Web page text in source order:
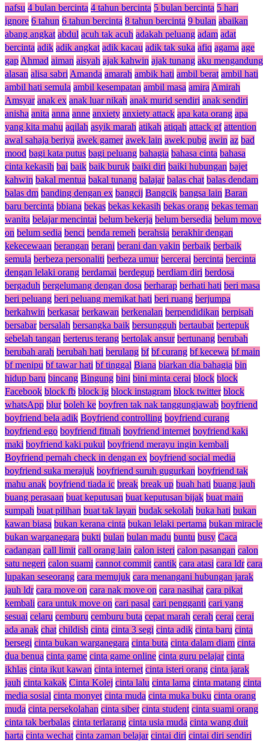
nafsu 4 bulan bercinta 4 tahun bercinta 5 bulan bercinta 5 hari
ignore 6 tahun 6 tahun bercinta 8 tahun bercinta 9 bulan abaikan
abang angkat abdul acuh tak acuh adakah peluang adam adat
bercinta adik adik angkat adik kacau adik tak suka afiq agama age
gap Ahmad aiman aisyah ajak kahwin ajak tunang aku mengandung
alasan alisa sabri Amanda amarah ambik hati ambil berat ambil hati
ambil hati semula ambil kesempatan ambil masa amira Amirah
Amsyar anak ex anak luar nikah anak murid sendiri anak sendiri
anisha anita anna anne anxiety anxiety attack apa kata orang apa
yang kita mahu aqilah asyik marah atikah atiqah attack gf attention
awal sahaja beriya awek gamer awek lain awek pubg awin az bad
mood bagi kata putus bagi peluang bahagia bahasa cinta bahasa
cinta kekasih bai baik baik buruk baiki diri baiki hubungan bajet
kahwin bakal mentua bakal tunang balajar balas chat balas dendam
balas dm banding dengan ex bangcij Bangcik bangsa lain Baran
baru bercinta bbiana bekas bekas kekasih bekas orang bekas teman
wanita belajar mencintai belum bekerja belum bersedia belum move
on belum sedia benci benda remeh berahsia berakhir dengan
kekecewaan berangan berani berani dan yakin berbaik berbaik
semula berbeza personaliti berbeza umur bercerai bercinta bercinta
dengan lelaki orang berdamai berdegup berdiam diri berdosa
bergaduh bergelumang dengan dosa berharap berhati hati beri masa
beri peluang beri peluang memikat hati beri ruang berjumpa
berkahwin berkasar berkawan berkenalan berpendidikan berpisah
bersabar bersalah bersangka baik bersungguh bertaubat bertepuk
sebelah tangan berterus terang bertolak ansur bertunang berubah
berubah arah berubah hati berulang bf bf curang bf kecewa bf main
bf menipu bf tawar hati bf tinggal Biana biarkan dia bahagia bin
hidup baru bincang Bingung bini bini minta cerai block block
Facebook block fb block ig block instagram block twitter block
whatsApp blur boleh ke boyfren tak nak tanggungjawab boyfriend
boyfriend bela adik Boyfriend controlling boyfriend curang
boyfriend ego boyfriend fitnah boyfriend internet boyfriend kaki
maki boyfriend kaki pukul boyfriend merayu ingin kembali
Boyfriend pernah check in dengan ex boyfriend social media
boyfriend suka merajuk boyfriend suruh gugurkan boyfriend tak
mahu anak boyfriend tiada ic break break up buah hati buang jauh
buang perasaan buat keputusan buat keputusan bijak buat main
sumpah buat pilihan buat tak layan budak sekolah buka hati bukan
kawan biasa bukan kerana cinta bukan lelaki pertama bukan miracle
bukan warganegara bukti bulan bulan madu buntu busy Caca
cadangan call limit call orang lain calon isteri calon pasangan calon
satu negeri calon suami cannot commit cantik cara atasi cara ldr cara
lupakan seseorang cara memujuk cara menangani hubungan jarak
jauh ldr cara move on cara nak move on cara nasihat cara pikat
kembali cara untuk move on cari pasal cari pengganti cari yang
sesuai celaru cemburu cemburu buta cepat marah cerah cerai cerai
ada anak chat childish cinta cinta 3 segi cinta adik cinta baru cinta
bersegi cinta bukan warganegara cinta buta cinta dalam diam cinta
dua benua cinta game cinta game online cinta guru pelajar cinta
ikhlas cinta ikut kawan cinta internet cinta isteri orang cinta jarak
jauh cinta kakak Cinta Kolej cinta lalu cinta lama cinta matang cinta
media sosial cinta monyet cinta muda cinta muka buku cinta orang
muda cinta persekolahan cinta siber cinta student cinta suami orang
cinta tak berbalas cinta terlarang cinta usia muda cinta wang duit
harta cinta wechat cinta zaman belajar cintai diri cintai diri sendiri